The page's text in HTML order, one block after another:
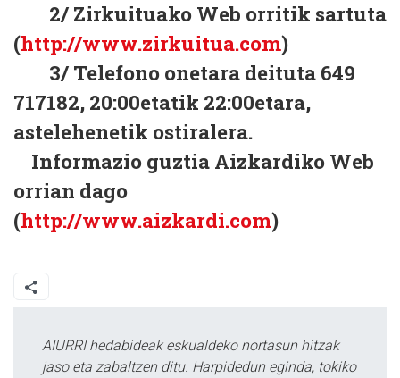
2/ Zirkuituako Web orritik sartuta
(http://www.zirkuitua.com)
3/ Telefono onetara deituta 649
717182, 20:00etatik 22:00etara,
astelehenetik ostiralera.
Informazio guztia Aizkardiko Web
orrian dago
(http://www.aizkardi.com)
AIURRI hedabideak eskualdeko nortasun hitzak
jaso eta zabaltzen ditu. Harpidedun eginda, tokiko